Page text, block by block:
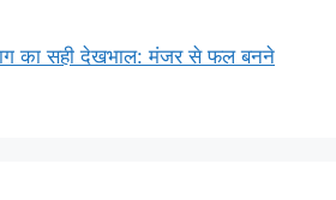
का सही देखभाल: मंजर से फल बनने